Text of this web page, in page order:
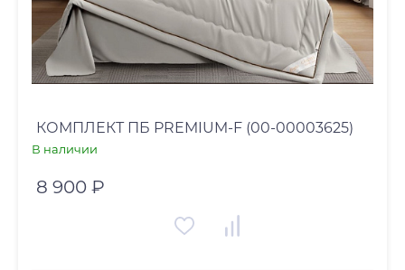
КОМПЛЕКТ ПБ PREMIUM-F (00-00003625)
В наличии
8 900 ₽